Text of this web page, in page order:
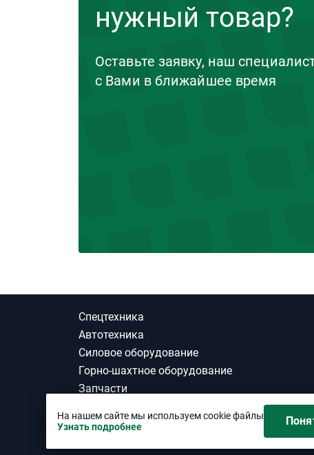
нужный товар?
Оставьте заявку, наш
с Вами в ближайшее время
Спецтехника
Автотехника
Силовое оборудование
Горно-шахтное оборудование
Запчасти
Шины
На нашем сайте мы используем cookie файлы
Узнать подробнее